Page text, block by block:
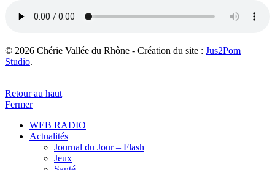
© 2026 Chérie Vallée du Rhône - Création du site : Jus2Pom
Studio.
Retour au haut
Fermer
WEB RADIO
Actualités
Journal du Jour – Flash
Jeux